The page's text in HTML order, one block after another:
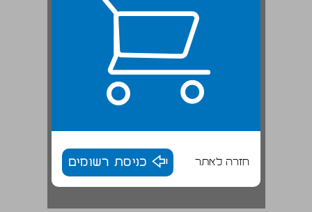
חזרה לאתר כניסת רשומים